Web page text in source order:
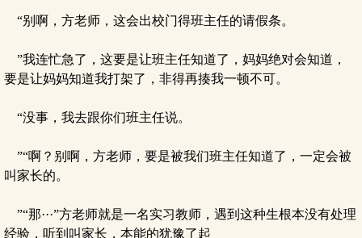
“别啊，方老师，这会出校门得班主任的请假条。
”我连忙急了，这要是让班主任知道了，妈妈绝对会知道，
要是让妈妈知道我打架了，非得再揍我一顿不可。
“没事，我去跟你们班主任说。
”“啊？别啊，方老师，要是被我们班主任知道了，一定会被
叫家长的。
”“那···”方老师就是一名实习教师，遇到这种生根本没有处理
经验，听到叫家长，本能的犹豫了起